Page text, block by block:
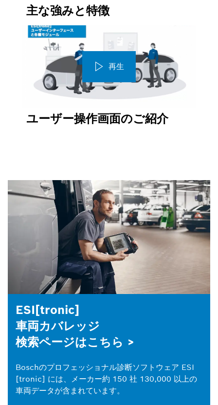
主な強みと特徴
再生
ユーザー操作画面のご紹介
ESI[tronic]
車両カバレッジ
検索ページはこちら >
Boschのプロフェッショナル診断ソフトウェア ESI
[tronic] には、メーカー約 150 社 130,000 以上の
車両データが含まれています。